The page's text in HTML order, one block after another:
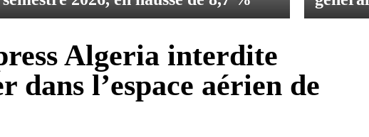
Algeria interdite
dans l’espace aérien de